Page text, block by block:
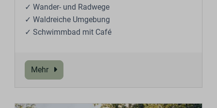
✓ Wander- und Radwege
✓ Waldreiche Umgebung
✓ Schwimmbad mit Café
Mehr